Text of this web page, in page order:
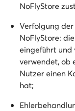
NoFlyStore
Verfolgung
NoFlyStore:
eingeführt und
verwendet, ob
Nutzer einen
hat;